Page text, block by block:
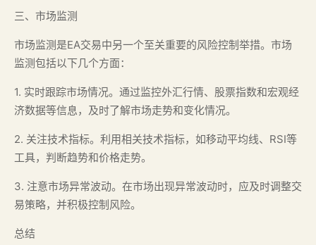
三、市场监测
市场监测是EA交易中另一个至关重要的风险控制举措。市场
监测包括以下几个方面：
1. 实时跟踪市场情况。通过监控外汇行情、股票指数和宏观经
济数据等信息，及时了解市场走势和变化情况。
2. 关注技术指标。利用相关技术指标，如移动平均线、RSI等
工具，判断趋势和价格走势。
3. 注意市场异常波动。在市场出现异常波动时，应及时调整交
易策略，并积极控制风险。
总结